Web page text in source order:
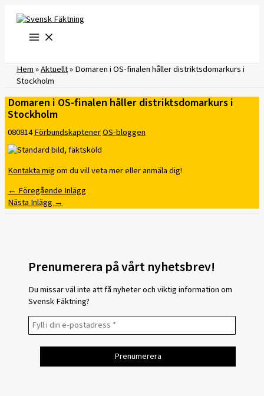
innehåll
Hem»Aktuellt»Domaren i OS-finalen håller distriktsdomarkurs i
Stockholm
Domaren i OS-finalen håller distriktsdomarkurs i
Stockholm
080814FörbundskaptenerOS-bloggen
Kontakta migom du vill veta mer eller anmäla dig!
←Föregående Inlägg
Nästa Inlägg→
Prenumerera på vårt nyhetsbrev!
Du missar väl inte att få nyheter och viktig information om
Svensk Fäktning?